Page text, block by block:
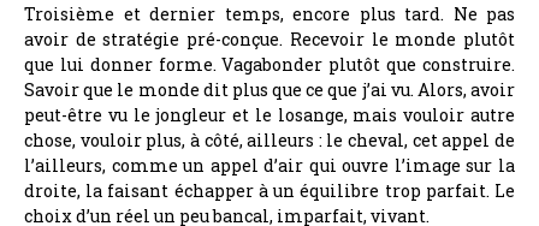
Troisième et dernier temps, encore plus tard. Ne pas
avoir de stratégie pré-conçue. Recevoir le monde plutôt
que lui donner forme. Vagabonder plutôt que construire.
Savoir que le monde dit plus que ce que j’ai vu. Alors, avoir
peut-être vu le jongleur et le losange, mais vouloir autre
chose, vouloir plus, à côté, ailleurs : le cheval, cet appel de
l’ailleurs, comme un appel d’air qui ouvre l’image sur la
droite, la faisant échapper à un équilibre trop parfait. Le
choix d’un réel un peu bancal, imparfait, vivant.